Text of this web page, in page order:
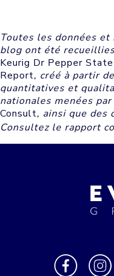
Toutes les données
blog ont été
Keurig Dr Pepper
Report, créé à partir
quantitatives et
nationales menées par
Consult, ainsi que des
Consultez le rapport